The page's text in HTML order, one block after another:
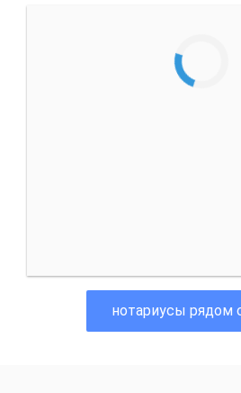
нотариусы рядом